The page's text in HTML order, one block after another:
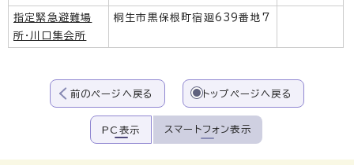
指定緊急避難場
所・川口集会所
桐生市黒保根町宿廻639番地7
前のページへ戻る トップページへ戻る
PC表示 スマートフォン表示